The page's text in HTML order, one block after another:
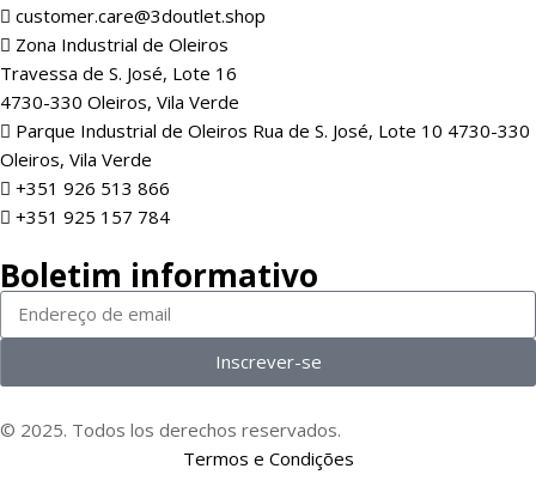
customer.care@3doutlet.shop
Zona Industrial de Oleiros
Travessa de S. José, Lote 16
4730-330 Oleiros, Vila Verde
Parque Industrial de Oleiros Rua de S. José, Lote 10 4730-330
Oleiros, Vila Verde
+351 926 513 866
+351 925 157 784
Boletim informativo
Inscrever-se
© 2025. Todos los derechos reservados.
Termos e Condições